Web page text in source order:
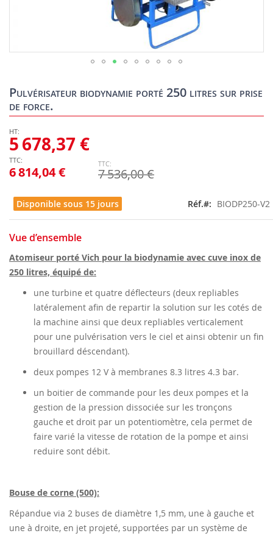
Pulvérisateur biodynamie porté 250 litres sur prise
de force.
6 814,04 €
5 678,37 €
7 536,00 €
Disponible sous 15 jours Réf. BIODP250-V2
Vue d’ensemble
Atomiseur porté Vich pour la biodynamie avec cuve inox de
250 litres, équipé de:
une turbine et quatre déflecteurs (deux repliables
latéralement afin de repartir la solution sur les cotés de
la machine ainsi que deux repliables verticalement
pour une pulvérisation vers le ciel et ainsi obtenir un fin
brouillard déscendant).
deux pompes 12 V à membranes 8.3 litres 4.3 bar.
un boitier de commande pour les deux pompes et la
gestion de la pression dissociée sur les tronçons
gauche et droit par un potentiomètre, cela permet de
faire varié la vitesse de rotation de la pompe et ainsi
reduire sont débit.
Bouse de corne (500):
Répandue via 2 buses de diamètre 1,5 mm, une à gauche et
une à droite, en jet projeté, supportées par un système de
to
the
beginning
the
images
gallery